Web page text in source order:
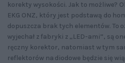
korekty wysokości. Jak to możliwe?
EKG ONZ, który jest podstawą do
dopuszcza brak tych elementów. To
wyjechał z fabryki z „LED-ami”, są
ręczny korektor, natomiast w tym
reflektorów na diodowe będzie się